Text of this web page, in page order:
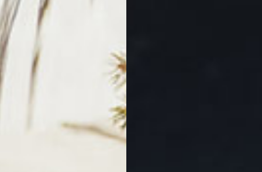
Sommer &
Events
Gutscheine
Reservierung